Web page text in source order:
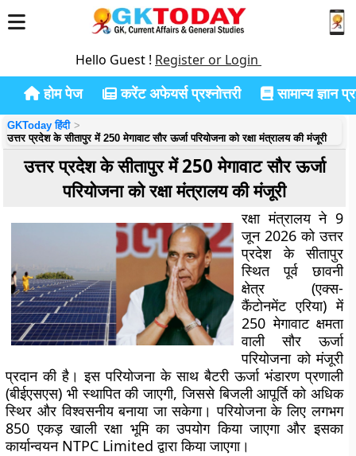
Hello Guest ! Register or Login
होम पेज करेंट अफेयर्स प्रश्नोत्तरी सामान्य ज्ञान
GKToday हिंदी
उत्तर प्रदेश के सीतापुर में 250 मेगावाट सौर ऊर्जा परियोजना को रक्षा मंत्रालय की मंजूरी
उत्तर प्रदेश के सीतापुर में 250 मेगावाट सौर ऊर्जा
परियोजना को रक्षा मंत्रालय की मंजूरी
रक्षा मंत्रालय ने 9
जून 2026 को उत्तर
प्रदेश के सीतापुर
स्थित पूर्व छावनी
क्षेत्र (एक्स-
कैंटोनमेंट एरिया) में
250 मेगावाट क्षमता
वाली सौर ऊर्जा
परियोजना को मंजूरी
प्रदान की है। इस परियोजना के साथ बैटरी ऊर्जा भंडारण प्रणाली
(बीईएसएस) भी स्थापित की जाएगी, जिससे बिजली आपूर्ति को अधिक
स्थिर और विश्वसनीय बनाया जा सकेगा। परियोजना के लिए लगभग
850 एकड़ खाली रक्षा भूमि का उपयोग किया जाएगा और इसका
कार्यान्वयन NTPC Limited द्वारा किया जाएगा।